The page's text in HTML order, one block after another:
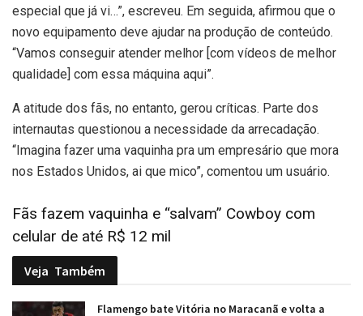
especial que já vi…”, escreveu. Em seguida, afirmou que o
novo equipamento deve ajudar na produção de conteúdo.
“Vamos conseguir atender melhor [com vídeos de melhor
qualidade] com essa máquina aqui”.
A atitude dos fãs, no entanto, gerou críticas. Parte dos
internautas questionou a necessidade da arrecadação.
“Imagina fazer uma vaquinha pra um empresário que mora
nos Estados Unidos, ai que mico”, comentou um usuário.
Fãs fazem vaquinha e “salvam” Cowboy com
celular de até R$ 12 mil
Veja Também
Flamengo bate Vitória no Maracanã e volta a